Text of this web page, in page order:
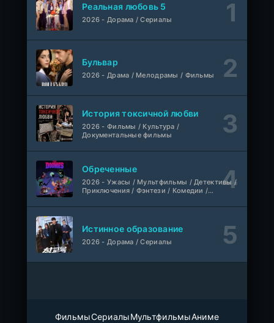
1 сезон
1 сезон
Манипулятор, SubVost, AnimeVost
1-5 серия
Связанные судьбой
1 сезон
Мыльные оперы Турции, AlisaDirilis, Субтитры
Шатёр чародея
1 сезон
1-6 серия
Дубляж
Реальная любовь 5
2026 - Дорама / Сериалы
Бульвар
2026 - Драма / Мелодрамы / Фильмы
История токсичной любви
2026 - Фильмы / Культура /
Документальные фильмы
Обреченные
2026 - Ужасы / Мультфильмы / Детективы /
Приключения / Фэнтези / Комедии /
Истинное образование
2026 - Дорама / Сериалы
ФильмыСериалыМультфильмыАниме